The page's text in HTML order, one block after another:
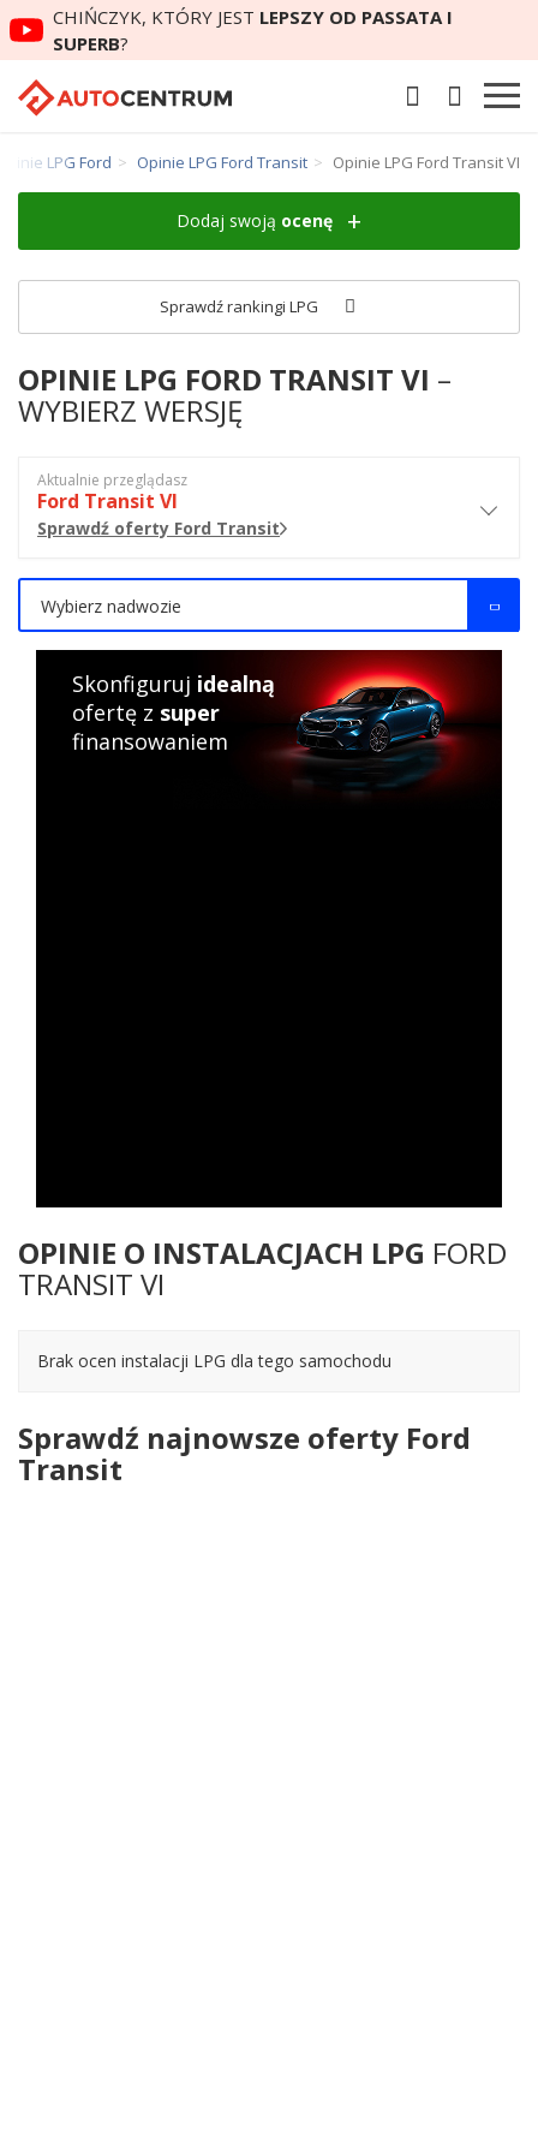
CHIŃCZYK, KTÓRY JEST LEPSZY OD PASSATA I
SUPERB?
LPG Ford Opinie LPG Ford Transit Opinie LPG Ford Transit VI
OPINIE O INSTALACJACH LPG FORD
TRANSIT VI
Brak ocen instalacji LPG dla tego samochodu
Sprawdź najnowsze oferty Ford
Transit
Dodaj swoją ocenę
Sprawdź rankingi LPG
OPINIE LPG FORD TRANSIT VI –
WYBIERZ WERSJĘ
Aktualnie przeglądasz
Ford Transit VI
Sprawdź oferty Ford Transit
Wybierz nadwozie
Skonfiguruj idealną
ofertę z super
finansowaniem